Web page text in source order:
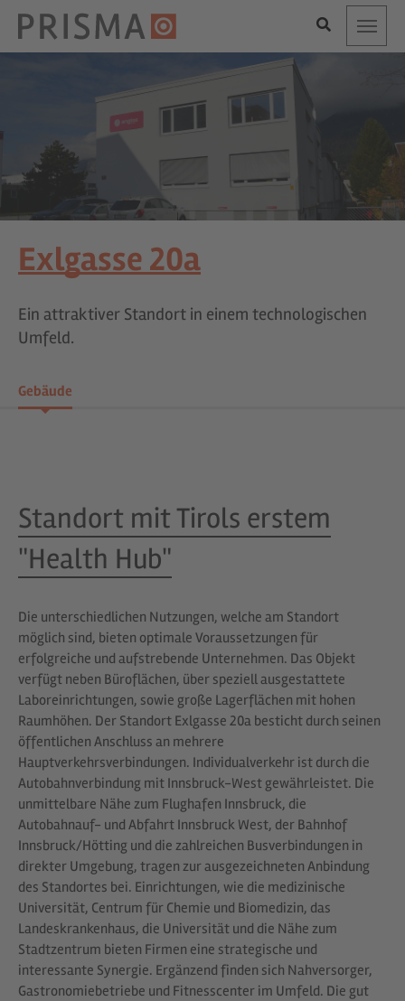
Exlgasse 20a
Ein attraktiver Standort in einem technologischen
Umfeld.
Gebäude
Standort mit Tirols erstem
"Health Hub"
Die unterschiedlichen Nutzungen, welche am Standort
möglich sind, bieten optimale Voraussetzungen für
erfolgreiche und aufstrebende Unternehmen. Das Objekt
verfügt neben Büroflächen, über speziell ausgestattete
Laboreinrichtungen, sowie große Lagerflächen mit hohen
Raumhöhen. Der Standort Exlgasse 20a besticht durch seinen
öffentlichen Anschluss an mehrere
Hauptverkehrsverbindungen. Individualverkehr ist durch die
Autobahnverbindung mit Innsbruck-West gewährleistet. Die
unmittelbare Nähe zum Flughafen Innsbruck, die
Autobahnauf- und Abfahrt Innsbruck West, der Bahnhof
Innsbruck/Hötting und die zahlreichen Busverbindungen in
direkter Umgebung, tragen zur ausgezeichneten Anbindung
des Standortes bei. Einrichtungen, wie die medizinische
Universität, Centrum für Chemie und Biomedizin, das
Landeskrankenhaus, die Universität und die Nähe zum
Stadtzentrum bieten Firmen eine strategische und
interessante Synergie. Ergänzend finden sich Nahversorger,
Gastronomiebetriebe und Fitnesscenter im Umfeld. Die gut